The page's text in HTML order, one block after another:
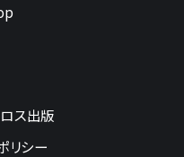
ス出版
リシー